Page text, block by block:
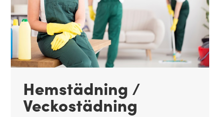
Hemstädning /
Veckostädning